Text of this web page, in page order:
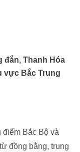
đắn, Thanh Hóa
vực Bắc Trung
Bắc Bộ và
đồng bằng, trung